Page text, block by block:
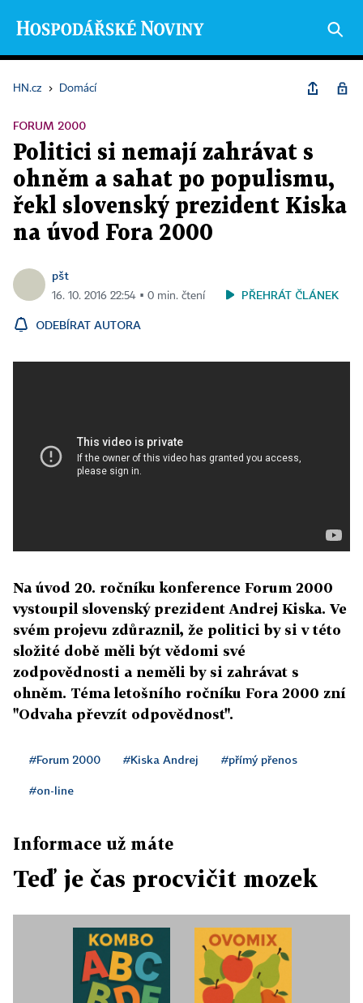
HN.cz › Domácí
FORUM 2000
Politici si nemají zahrávat s
ohněm a sahat po populismu,
řekl slovenský prezident Kiska
na úvod Fora 2000
pšt
16. 10. 2016 22:54 ▪ 0 min. čtení PŘEHRÁT ČLÁNEK
ODEBÍRAT AUTORA
Na úvod 20. ročníku konference Forum 2000
vystoupil slovenský prezident Andrej Kiska. Ve
svém projevu zdůraznil, že politici by si v této
složité době měli být vědomi své
zodpovědnosti a neměli by si zahrávat s
ohněm. Téma letošního ročníku Fora 2000 zní
"Odvaha převzít odpovědnost".
#Forum 2000 #Kiska Andrej #přímý přenos
#on-line
Informace už máte
Teď je čas procvičit mozek